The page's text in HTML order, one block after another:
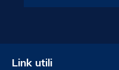
Link utili